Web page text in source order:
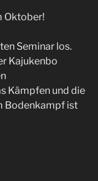
Oktober!
Seminar los.
Kajukenbo
Kämpfen und die
Bodenkampf ist